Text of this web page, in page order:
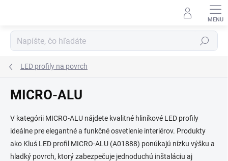
Hľadať
LED profily na povrch
MICRO-ALU
V kategórii MICRO-ALU nájdete kvalitné hliníkové LED profily
ideálne pre elegantné a funkčné osvetlenie interiérov. Produkty
ako Kluś LED profil MICRO-ALU (A01888) ponúkajú nízku výšku a
hladký povrch, ktorý zabezpečuje jednoduchú inštaláciu aj